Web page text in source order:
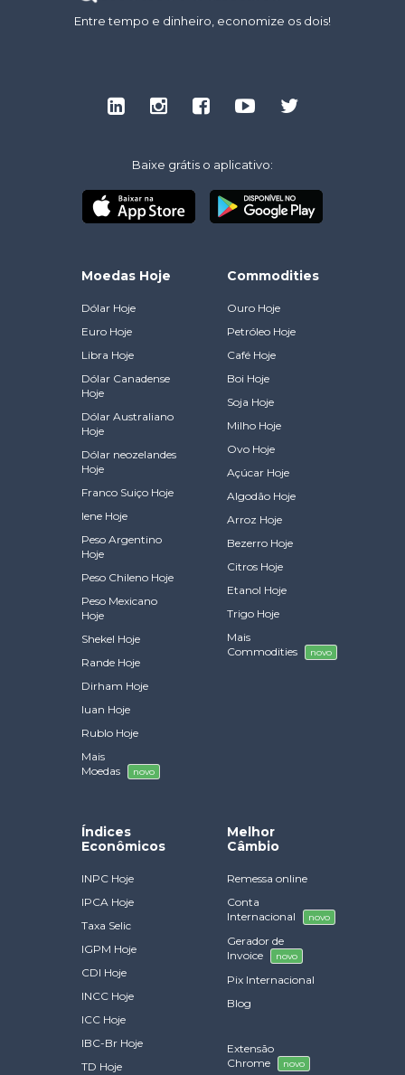
Entre tempo e dinheiro, economize os dois!
Baixe grátis o aplicativo:
Moedas Hoje
Dólar Hoje
Euro Hoje
Libra Hoje
Dólar Canadense
Hoje
Dólar Australiano
Hoje
Dólar neozelandes
Hoje
Franco Suiço Hoje
Iene Hoje
Peso Argentino
Hoje
Peso Chileno Hoje
Peso Mexicano
Hoje
Shekel Hoje
Rande Hoje
Dirham Hoje
Iuan Hoje
Rublo Hoje
Mais
Moedas
novo
Commodities
Ouro Hoje
Petróleo Hoje
Café Hoje
Boi Hoje
Soja Hoje
Milho Hoje
Ovo Hoje
Açúcar Hoje
Algodão Hoje
Arroz Hoje
Bezerro Hoje
Citros Hoje
Etanol Hoje
Trigo Hoje
Mais
Commodities
novo
Índices
Econômicos
INPC Hoje
IPCA Hoje
Taxa Selic
IGPM Hoje
CDI Hoje
INCC Hoje
ICC Hoje
IBC-Br Hoje
TD Hoje
Melhor
Câmbio
Remessa online
Conta
Internacional
novo
Gerador de
Invoice
novo
Pix Internacional
Blog
Extensão
Chrome
novo